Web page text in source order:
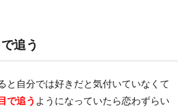
追う
と自分では好きだと気付いていなくて
で追う ようになっていたら恋わずらい